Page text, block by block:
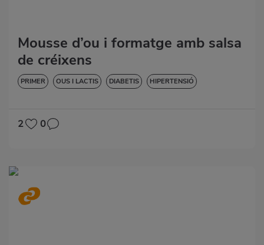
Mousse d’ou i formatge amb salsa
de créixens
PRIMER OUS I LACTIS DIABETIS
HIPERTENSIÓ
2 0